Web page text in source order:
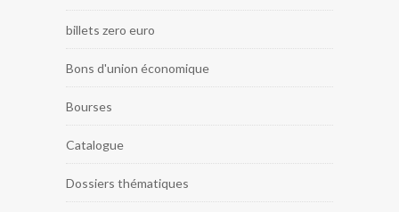
billets zero euro
Bons d'union économique
Bourses
Catalogue
Dossiers thématiques